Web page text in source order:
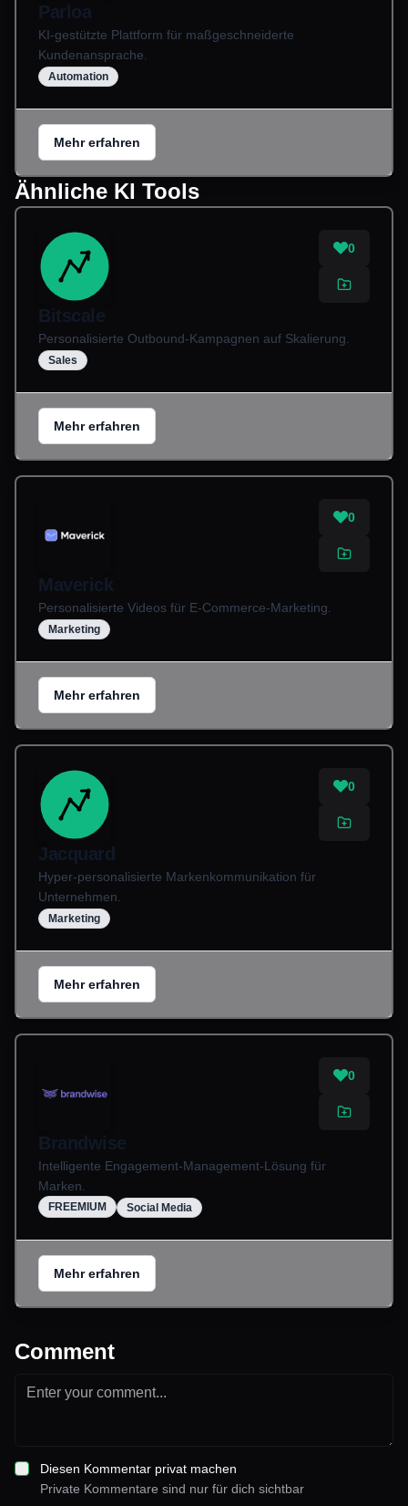
Parloa
KI-gestützte Plattform für maßgeschneiderte
Kundenansprache.
Automation
Mehr erfahren
Ähnliche KI Tools
0
Bitscale
Personalisierte Outbound-Kampagnen auf Skalierung.
Sales
Mehr erfahren
0
Maverick
Personalisierte Videos für E-Commerce-Marketing.
Marketing
Mehr erfahren
0
Jacquard
Hyper-personalisierte Markenkommunikation für
Unternehmen.
Marketing
Mehr erfahren
0
Brandwise
Intelligente Engagement-Management-Lösung für
Marken.
FREEMIUM Social Media
Mehr erfahren
Comment
Diesen Kommentar privat machen
Private Kommentare sind nur für dich sichtbar